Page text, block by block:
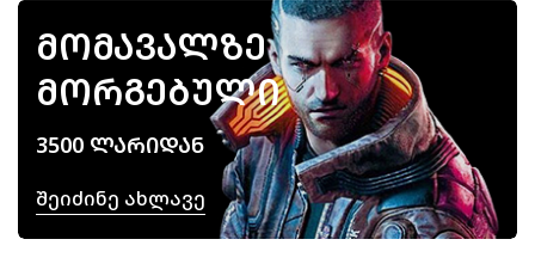
ᲛᲝᲛᲐᲕᲐᲚᲖᲔ
ᲛᲝᲠᲒᲔᲑᲣᲚᲘ
3500 ᲚᲐᲠᲘᲓᲐᲜ
Შეიძინე Ახლავე